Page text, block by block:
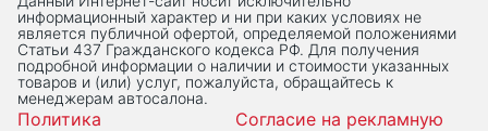
информационный характер и ни при каких условиях не
является публичной офертой, определяемой положениями
Статьи 437 Гражданского кодекса РФ. Для получения
подробной информации о наличии и стоимости указанных
товаров и (или) услуг, пожалуйста, обращайтесь к
менеджерам автосалона.
Политика
Согласие на рекламную